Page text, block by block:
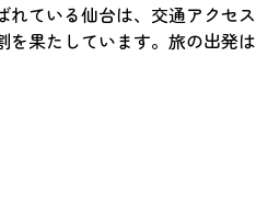
れている仙台は、交通アクセ
を果たしています。旅の出発